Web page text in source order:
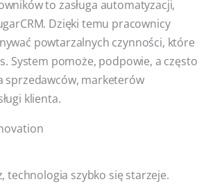
to zasługa automatyzacji,
Dzięki temu pracownicy
powtarzalnych czynności, które
System pomoże, podpowie, a często
sprzedawców, marketerów
klienta.
technologia szybko się starzeje.